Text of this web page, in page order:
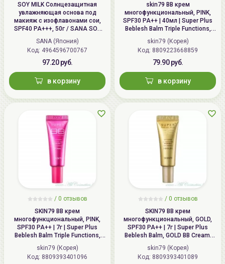
SOY MILK Солнцезащитная
увлажняющая основа под
макияж с изофлавонами сои,
SPF40 PA+++, 50г / SANA SOY
MILK Skincare UV Makeup Base
SANA (Япония)
Код: 4964596700767
97.20 руб.
в корзину
skin79 ВВ крем
многофункциональный, PINK,
SPF30 PA++ | 40мл | Super Plus
Beblesh Balm Triple Functions,
PINK BB Cream, SPF30 PA++
skin79 (Корея)
Код: 8809223668859
79.90 руб.
в корзину
/ 0 отзывов
SKIN79 ВВ крем
многофункциональный, PINK,
SPF30 PA++ | 7г | Super Plus
Beblesh Balm Triple Functions,
PINK BB Cream, SPF30 PA++
skin79 (Корея)
Код: 8809393401096
/ 0 отзывов
SKIN79 ВВ крем
многофункциональный, GOLD,
SPF30 PA++ | 7г | Super Plus
Beblesh Balm, GOLD BB Cream,
SPF30 PA++
skin79 (Корея)
Код: 8809393401089